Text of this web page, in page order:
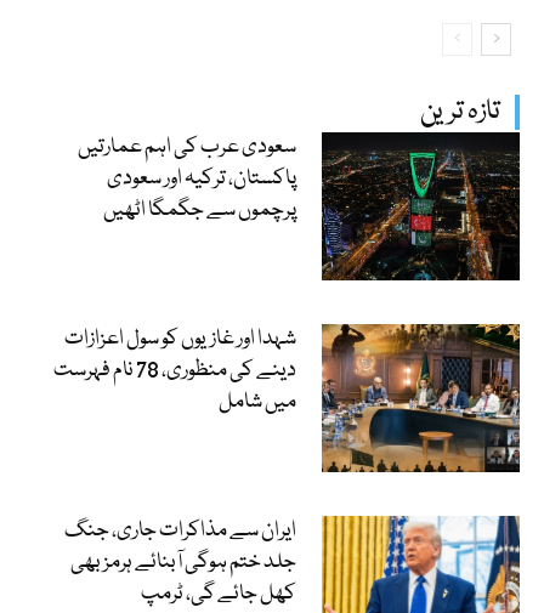
تازہ ترین
سعودی عرب کی اہم عمارتیں
پاکستان، ترکیہ اور سعودی
پرچموں سے جگمگا اٹھیں
شہدا اور غازیوں کو سول اعزازات
دینے کی منظوری، 78 نام فہرست
میں شامل
ایران سے مذاکرات جاری، جنگ
جلد ختم ہوگی آبنائے ہرمز بھی
کھل جائے گی، ٹرمپ